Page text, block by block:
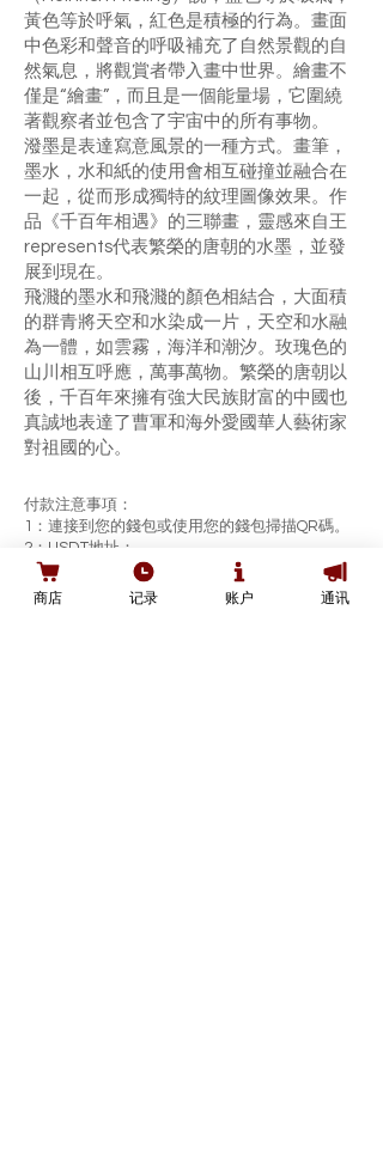
黃色等於呼氣，紅色是積極的行為。畫面
中色彩和聲音的呼吸補充了自然景觀的自
然氣息，將觀賞者帶入畫中世界。繪畫不
僅是“繪畫”，而且是一個能量場，它圍繞
著觀察者並包含了宇宙中的所有事物。
潑墨是表達寫意風景的一種方式。畫筆，
墨水，水和紙的使用會相互碰撞並融合在
一起，從而形成獨特的紋理圖像效果。作
品《千百年相遇》的三聯畫，靈感來自王
represents代表繁榮的唐朝的水墨，並發
展到現在。
飛濺的墨水和飛濺的顏色相結合，大面積
的群青將天空和水染成一片，天空和水融
為一體，如雲霧，海洋和潮汐。玫瑰色的
山川相互呼應，萬事萬物。繁榮的唐朝以
後，千百年來擁有強大民族財富的中國也
真誠地表達了曹軍和海外愛國華人藝術家
對祖國的心。
付款注意事項：
1：連接到您的錢包或使用您的錢包掃描QR碼。
2：USDT地址：
0x539db6158e07cd89Fc0295F28644c9A9578c9
2de
商店 记录 账户 通讯